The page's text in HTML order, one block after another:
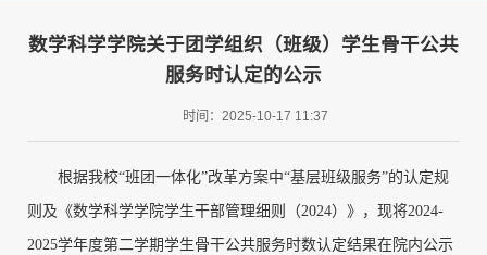
数学科学学院关于团学组织（班级）学生骨干公共
服务时认定的公示
时间：2025-10-17 11:37
根据我校“班团一体化”改革方案中“基层班级服务”的认定规
则及《数学科学学院学生干部管理细则（2024）》，现将2024-
2025学年度第二学期学生骨干公共服务时数认定结果在院内公示